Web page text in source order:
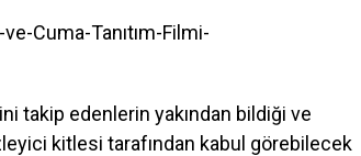
takip edenlerin yakından bildiği ve
kitlesi tarafından kabul görebilecek